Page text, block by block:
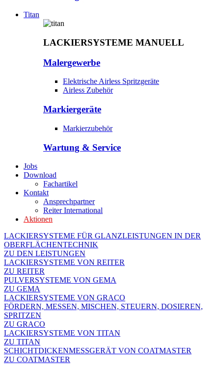
Titan
LACKIERSYSTEME MANUELL
Malergewerbe
Elektrische Airless Spritzgeräte
Airless Zubehör
Markiergeräte
Markierzubehör
Wartung & Service
Jobs
Download
Fachartikel
Kontakt
Ansprechpartner
Reiter International
Aktionen
LACKIERSYSTEME FÜR GLANZLEISTUNGEN IN DER
OBERFLÄCHENTECHNIK
ZU DEN LEISTUNGEN
LACKIERSYSTEME VON REITER
ZU REITER
PULVERSYSTEME VON GEMA
ZU GEMA
LACKIERSYSTEME VON GRACO
FÖRDERN, MESSEN, MISCHEN, STEUERN, DOSIEREN,
SPRITZEN
ZU GRACO
LACKIERSYSTEME VON TITAN
ZU TITAN
SCHICHTDICKENMESSGERÄT VON COATMASTER
ZU COATMASTER